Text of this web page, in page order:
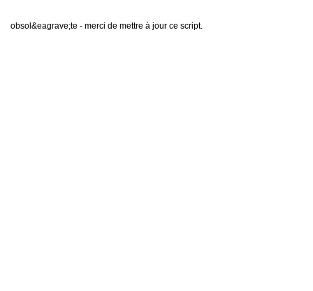
obsol&eagrave;te - merci de mettre à jour ce script.